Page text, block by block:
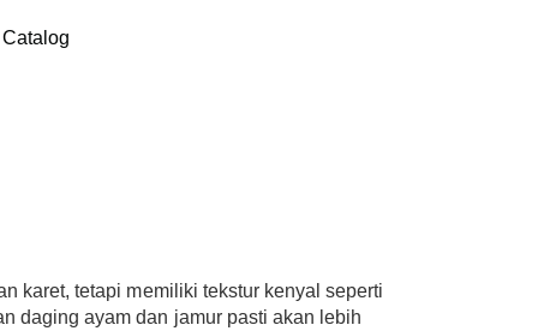
Catalog
karet, tetapi memiliki tekstur kenyal seperti
daging ayam dan jamur pasti akan lebih